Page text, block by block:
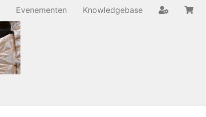
Evenementen Knowledgebase